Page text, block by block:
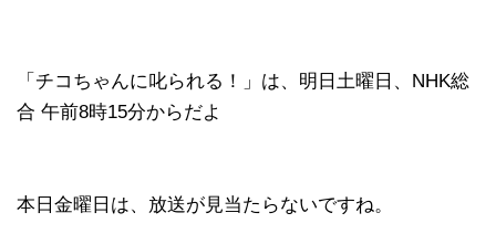
​「チコちゃんに叱られる！」​は、明日土曜日、NHK総
合 午前8時15分からだよ
本日金曜日は、放送が見当たらないですね。